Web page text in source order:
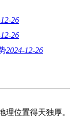
26
26
2024-12-26
位置得天独厚。